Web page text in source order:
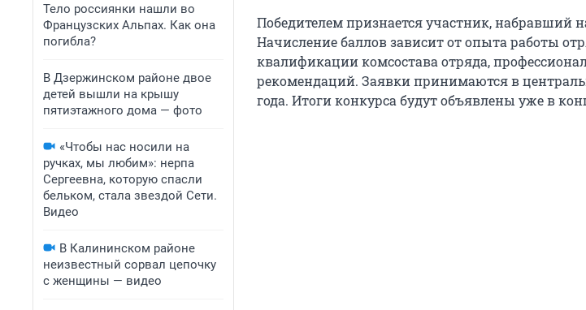
Тело россиянки нашли во
Французских Альпах. Как она
погибла?
В Дзержинском районе двое
детей вышли на крышу
пятиэтажного дома — фото
«Чтобы нас носили на
ручках, мы любим»: нерпа
Сергеевна, которую спасли
бельком, стала звездой Сети.
Видео
В Калининском районе
неизвестный сорвал цепочку
с женщины — видео
Победителем признается участник, набравший
Начисление баллов зависит от опыта работы
квалификации комсостава отряда,
рекомендаций. Заявки принимаются в
года. Итоги конкурса будут объявлены уже в